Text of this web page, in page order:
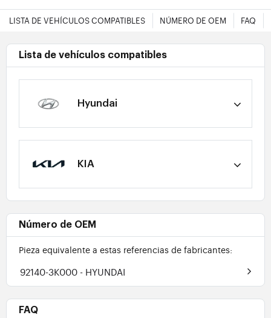
LISTA DE VEHÍCULOS COMPATIBLES NÚMERO DE OEM FAQ
Lista de vehículos compatibles
Hyundai
KIA
Número de OEM
Pieza equivalente a estas referencias de fabricantes:
92140-3K000 - HYUNDAI
FAQ